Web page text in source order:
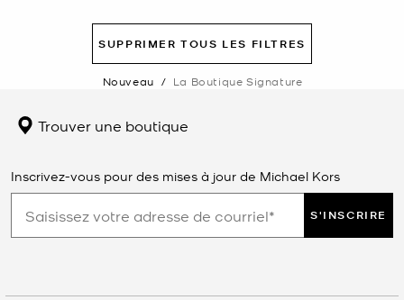
SUPPRIMER TOUS LES FILTRES
Nouveau / La Boutique Signature
Trouver une boutique
Inscrivez-vous pour des mises à jour de Michael Kors
S'INSCRIRE